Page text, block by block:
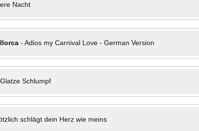
Nacht
- Adios my Carnival Love - German Version
Glatze Schlumpf
schlägt dein Herz wie meins